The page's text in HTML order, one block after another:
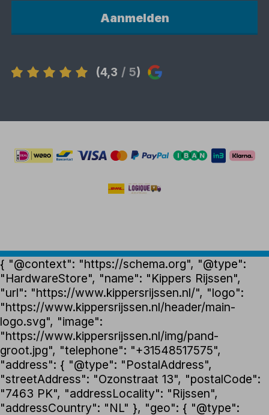
Aanmelden
(4,3 / 5)
{ "@context": "https://schema.org", "@type":
"HardwareStore", "name": "Kippers Rijssen",
"url": "https://www.kippersrijssen.nl/", "logo":
"https://www.kippersrijssen.nl/header/main-
logo.svg", "image":
"https://www.kippersrijssen.nl/img/pand-
groot.jpg", "telephone": "+31548517575",
"address": { "@type": "PostalAddress",
"streetAddress": "Ozonstraat 13", "postalCode":
"7463 PK", "addressLocality": "Rijssen",
"addressCountry": "NL" }, "geo": { "@type":